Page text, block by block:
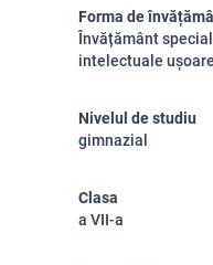
Forma de
Învățământ
intelectuale
Nivelul de studiu
gimnazial
Clasa
a VII-a